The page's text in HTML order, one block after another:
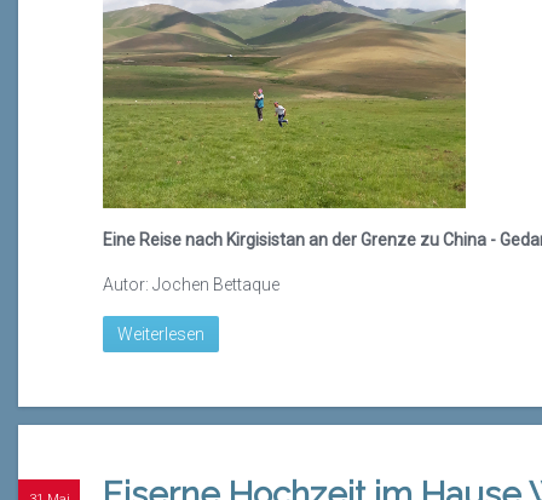
Eine Reise nach Kirgisistan an der Grenze zu China -
Autor: Jochen Bettaque
Weiterlesen